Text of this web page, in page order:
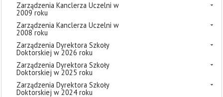
Zarządzenia Kanclerza Uczelni w
2009 roku
Zarządzenia Kanclerza Uczelni w
2008 roku
Zarządzenia Dyrektora Szkoły
Doktorskiej w 2026 roku
Zarządzenia Dyrektora Szkoły
Doktorskiej w 2025 roku
Zarządzenia Dyrektora Szkoły
Doktorskiej w 2024 roku